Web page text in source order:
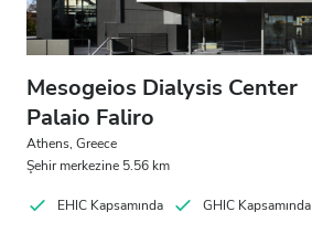
Mükemmel
Mesogeios Dialysis Center
Palaio Faliro
Athens, Greece
Şehir merkezine 5.56 km
EHIC Kapsamında GHIC Kapsamında